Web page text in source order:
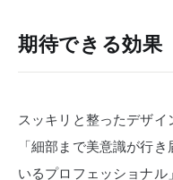
期待できる効果
スッキリと整ったデザ
「細部まで美意識が行
いるプロフェッショナル